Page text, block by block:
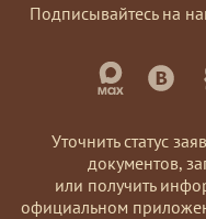
Подписывайтесь на
Уточнить статус
документов,
или получить
официальном